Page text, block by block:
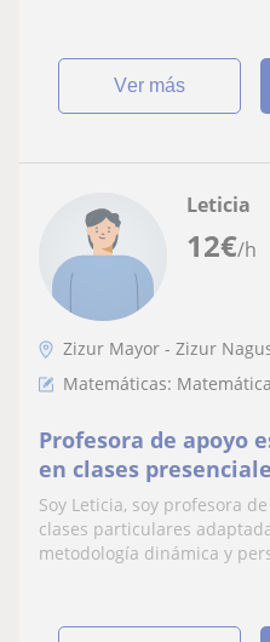
ver más
12€/h
Leticia
Zizur Mayor - Zizur
Matemáticas:
Profesora de apoyo
en clases
Soy Leticia, soy profesora
clases particulares
metodología dinámica y